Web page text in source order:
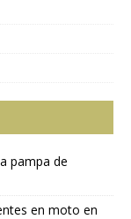
pampa de
en moto en